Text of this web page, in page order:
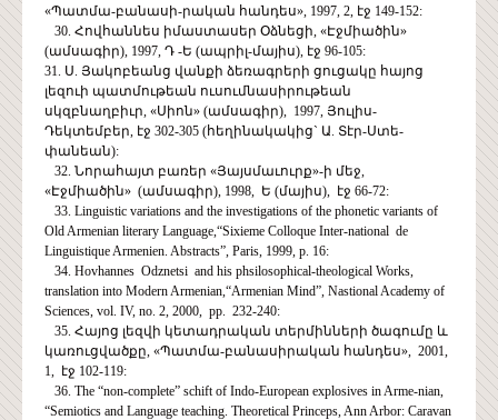
«Պատմա-բանասի-րական հանդես», 1997, 2, էջ 149-152:
30. Հովհաննես իմաստասեր Օձնեցի, «Էջմիածին»
(ամսագիր), 1997, Դ -Ե (ապրիլ-մայիս), էջ 96-105:
31. Ս. Յակոբեանց վանքի ձեռագրերի ցուցակը հայոց
լեզուի պատմութեան ուսումնասիրութեան
սկզբնաղբիւր, «Սիոն» (ամսագիր), 1997, Յուլիս-
Դեկտեմբեր, էջ 302-305 (հեղինակակից` Ա. Տէր-Ստե-
փանեան):
32. Նորահայտ բառեր «Յայսմաւուրք»-ի մեջ,
«Էջմիածին» (ամսագիր), 1998, Ե (մայիս), էջ 66-72:
33. Linguistic variations and the investigations of the phonetic variants of
Old Armenian literary Language,“Sixieme Colloque Inter-national de
Linguistique Armenien. Abstracts”, Paris, 1999, p. 16:
34. Hovhannes Odznetsi and his phsilosophical-theological Works,
translation into Modern Armenian,“Armenian Mind”, Nastional Academy of
Sciences, vol. IV, no. 2, 2000, pp. 232-240:
35. Հայոց լեզվի կետադրական տերմինների ծագումը և
կառուցվածքը, «Պատմա-բանասիրական հանդես», 2001,
1, էջ 102-119:
36. The “non-complete” schift of Indo-European explosives in Arme-nian,
“Semiotics and Language teaching. Theoretical Princeps, Ann Arbor: Caravan